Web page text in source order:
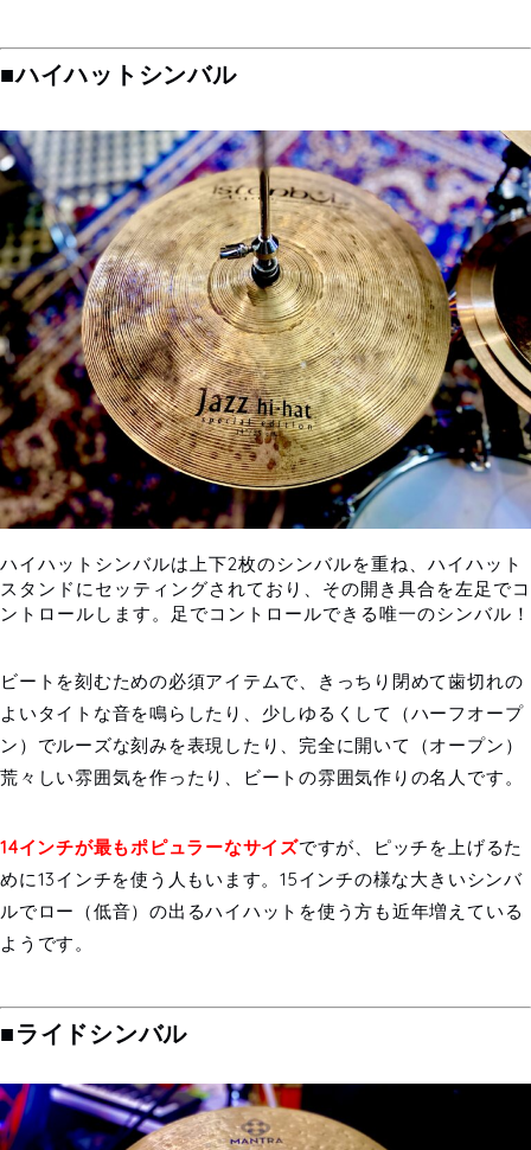
■ハイハットシンバル
ハイハットシンバルは上下2枚のシンバルを重ね、ハイハット
スタンドにセッティングされており、その開き具合を左足でコ
ントロールします。足でコントロールできる唯一のシンバル！
ビートを刻むための必須アイテムで、きっちり閉めて歯切れの
よいタイトな音を鳴らしたり、少しゆるくして（ハーフオープ
ン）でルーズな刻みを表現したり、完全に開いて（オープン）
荒々しい雰囲気を作ったり、ビートの雰囲気作りの名人です。
14インチが最もポピュラーなサイズですが、ピッチを上げるた
めに13インチを使う人もいます。15インチの様な大きいシンバ
ルでロー（低音）の出るハイハットを使う方も近年増えている
ようです。
■ライドシンバル